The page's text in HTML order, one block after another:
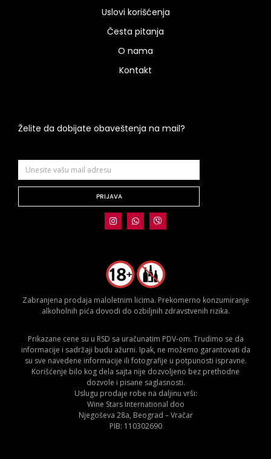
Uslovi korišćenja
Česta pitanja
O nama
Kontakt
Želite da dobijate obaveštenja na mail?
PRIJAVA
Zabranjena prodaja maloletnim licima. Prekomerno konzumiranje
alkoholnih pića dovodi do ozbiljnih zdravstvenih rizika.
Prikazane cene su u RSD sa uračunatim PDV-om. Trudimo se da
informacije i sadržaji budu ažurni. Ipak, ne možemo garantovati da
su sve navedene informacije ili fotografije u potpunosti ispravne.
Korišćenje bilo kog dela sajta nije dozvoljeno bez prethodne
dozvole i pisane saglasnosti.
Uslugu prodaje robe na daljinu vrši:
Wine Stars International doo
Njegoševa 28a, Beograd – Vračar
PIB: 110302690